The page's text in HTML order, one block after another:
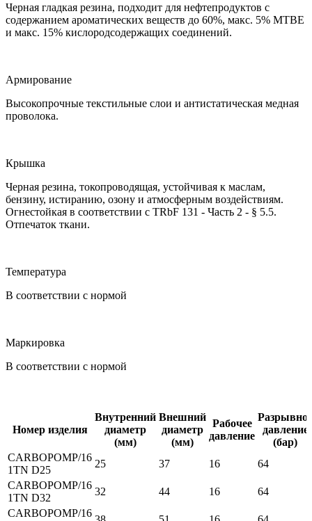
Черная гладкая резина, подходит для нефтепродуктов с
содержанием ароматических веществ до 60%, макс. 5% MTBE
и макс. 15% кислородсодержащих соединений.
Армирование
Высокопрочные текстильные слои и антистатическая медная
проволока.
Крышка
Черная резина, токопроводящая, устойчивая к маслам,
бензину, истиранию, озону и атмосферным воздействиям.
Огнестойкая в соответствии с TRbF 131 - Часть 2 - § 5.5.
Отпечаток ткани.
Температура
В соответствии с нормой
Маркировка
В соответствии с нормой
Номер изделия
Внутренний
диаметр
(мм)
Внешний
диаметр
(мм)
Рабочее
давление
Разрывное
давление
(бар)
CARBOPOMP/16
1TN D25
25 37 16
64
CARBOPOMP/16
1TN D32
32 44 16
64
CARBOPOMP/16